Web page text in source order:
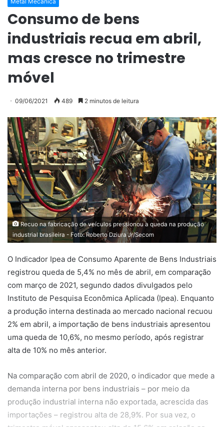
Consumo de bens
industriais recua em abril,
mas cresce no trimestre
móvel
09/06/2021 489 2 minutos de leitura
Recuo na fabricação de veículos pressionou a queda na produção
industrial brasileira - Foto: Roberto Dziura Jr/Secom
O Indicador Ipea de Consumo Aparente de Bens Industriais
registrou queda de 5,4% no mês de abril, em comparação
com março de 2021, segundo dados divulgados pelo
Instituto de Pesquisa Econômica Aplicada (Ipea). Enquanto
a produção interna destinada ao mercado nacional recuou
2% em abril, a importação de bens industriais apresentou
uma queda de 10,6%, no mesmo período, após registrar
alta de 10% no mês anterior.
Na comparação com abril de 2020, o indicador que mede a
demanda interna por bens industriais – por meio da
produção industrial interna não exportada, acrescida das
importações – registrou alta de 28,9%. Por sua vez, o